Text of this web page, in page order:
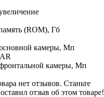
(ROM), Гб
камеры, Мп
камеры, Мп
нет отзывов. Станьте
отзыв об этом товаре!